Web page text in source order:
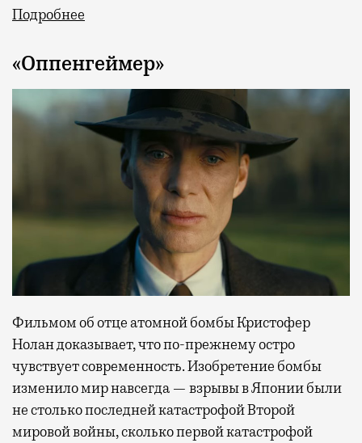
Подробнее
«Оппенгеймер»
Фильмом об отце атомной бомбы Кристофер
Нолан доказывает, что по-прежнему остро
чувствует современность. Изобретение бомбы
изменило мир навсегда — взрывы в Японии были
не столько последней катастрофой Второй
мировой войны, сколько первой катастрофой